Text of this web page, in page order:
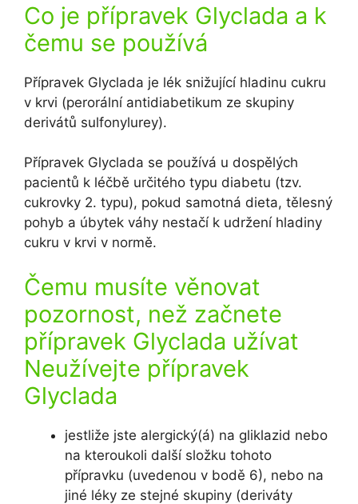
Co je přípravek Glyclada a k
čemu se používá
Přípravek Glyclada je lék snižující hladinu cukru
v krvi (perorální antidiabetikum ze skupiny
derivátů sulfonylurey).
Přípravek Glyclada se používá u dospělých
pacientů k léčbě určitého typu diabetu (tzv.
cukrovky 2. typu), pokud samotná dieta, tělesný
pohyb a úbytek váhy nestačí k udržení hladiny
cukru v krvi v normě.
Čemu musíte věnovat
pozornost, než začnete
přípravek Glyclada užívat
Neužívejte přípravek
Glyclada
jestliže jste alergický(á) na gliklazid nebo
na kteroukoli další složku tohoto
přípravku (uvedenou v bodě 6), nebo na
jiné léky ze stejné skupiny (deriváty